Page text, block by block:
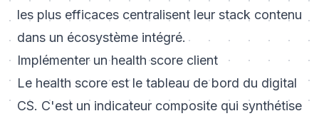
les plus efficaces centralisent leur stack contenu
dans un écosystème intégré.
Implémenter un health score client
Le health score est le tableau de bord du digital
CS. C'est un indicateur composite qui synthétise